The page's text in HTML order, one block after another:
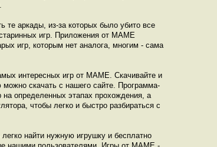
те аркады, из-за которых было убито все
игр. Приложения от МАМЕ
игр, которым нет аналога, многим - сама
интересных игр от МАМЕ. Скачивайте и
можно скачать с нашего сайте. Программа-
определенных этапах прохождения, а
чтобы легко и быстро разбираться с
найти нужную игрушку и бесплатно